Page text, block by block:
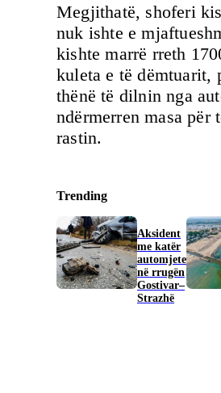
Megjithatë, shoferi
nuk ishte e
kishte marrë rreth
kuleta e të dëmtuarit,
thënë të dilnin nga
ndërmerren masa për
rastin.
Trending
Aksident
me katër
automjete
në rrugën
Gostivar–
Strazhë